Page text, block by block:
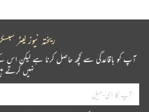
ریختہ نیوز لیٹر
آپ کو باقاعدگی سے کچھ حاصل کرنا ہے لیکن اس
نہیں کرتے